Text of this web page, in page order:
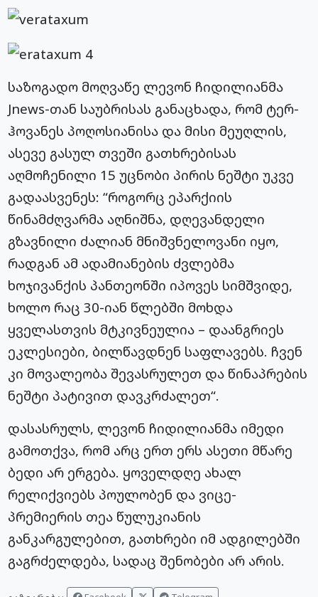
საზოგადო მოღვაწე ლევონ ჩიდილიანმა
Jnews-თან საუბრისას განაცხადა, რომ ტერ-
ჰოვანეს პოღოსიანისა და მისი მეუღლის,
ასევე გასულ თვეში გათხრებისას
აღმოჩენილი 15 უცნობი პირის ნეშტი უკვე
გადაასვენეს: “როგორც ეპარქიის
წინამძღვარმა აღნიშნა, დღევანდელი
გზავნილი ძალიან მნიშვნელოვანი იყო,
რადგან ამ ადამიანების ძვლებმა
ხოჯივანქის პანთეონში იპოვეს სიმშვიდე,
ხოლო რაც 30-იან წლებში მოხდა
ყველასთვის მტკივნეულია – დაანგრიეს
ეკლესიები, ბილწავდნენ საფლავებს. ჩვენ
კი მოვალეობა შევასრულეთ და წინაპრების
ნეშტი პატივით დავკრძალეთ“.
დასასრულს, ლევონ ჩიდილიანმა იმედი
გამოთქვა, რომ არც ერთ ერს ასეთი მწარე
ბედი არ ერგება. ყოველდღე ახალ
რელიქვიებს პოულობენ და ვიცე-
პრემიერის თეა წულუკიანის
განკარგულებით, გათხრები იმ ადგილებში
გაგრძელდება, სადაც შენობები არ არის.